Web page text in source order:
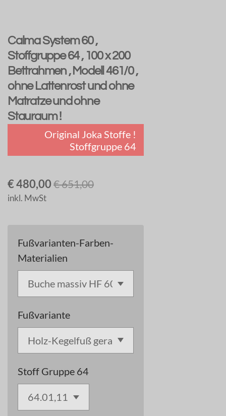
Calma System 60 ,
Stoffgruppe 64 , 100 x 200
Bettrahmen , Modell 461/0 ,
ohne Lattenrost und ohne
Matratze und ohne
Stauraum !
Original Joka Stoffe !
Stoffgruppe 64
€ 480,00 € 651,00
inkl. MwSt
Fußvarianten-Farben-
Materialien
Fußvariante
Stoff Gruppe 64